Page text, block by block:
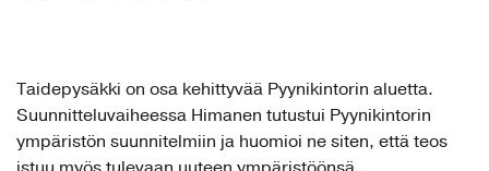
Taidepysäkki on osa kehittyvää Pyynikintorin aluetta.
Suunnitteluvaiheessa Himanen tutustui Pyynikintorin
ympäristön suunnitelmiin ja huomioi ne siten, että teos